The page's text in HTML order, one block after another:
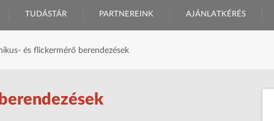
TUDÁSTÁR PARTNEREINK AJÁNLATKÉRÉS
és flickermérő berendezések